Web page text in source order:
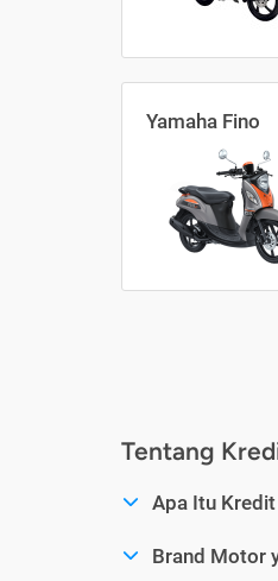
Yamaha Fino
Tentang
Apa Itu
Brand Motor